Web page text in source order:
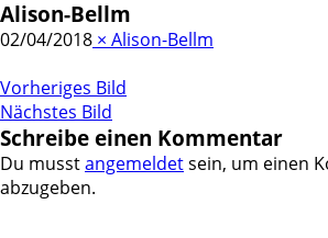
Alison-Bellm
02/04/2018 × Alison-Bellm
Vorheriges Bild
Nächstes Bild
Schreibe einen Kommentar
Du musstangemeldetsein, um einen
abzugeben.